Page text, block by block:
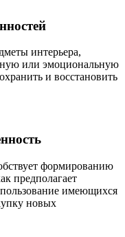
интерьера,
или эмоциональную
и восстановить
формированию
предполагает
имеющихся
новых